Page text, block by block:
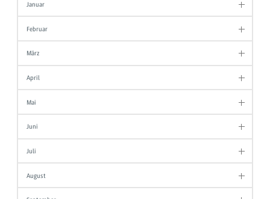
Januar
Februar
März
April
Mai
Juni
Juli
August